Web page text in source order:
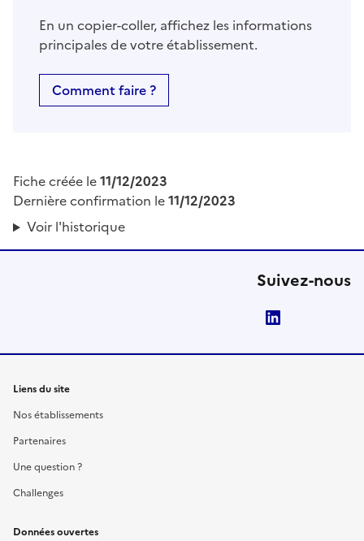
En un copier-coller, affichez les informations
principales de votre établissement.
Comment faire ?
Fiche créée le11/12/2023
Dernière confirmation le11/12/2023
Voir l'historique
Suivez-nous
Liens du site
Nos établissements
Partenaires
Une question ?
Challenges
Données ouvertes